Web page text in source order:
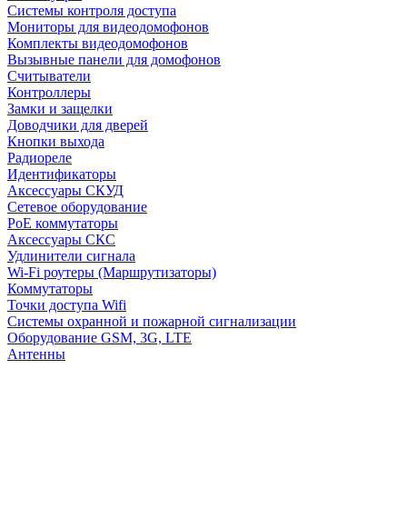
Системы контроля доступа
Мониторы для видеодомофонов
Комплекты видеодомофонов
Вызывные панели для домофонов
Считыватели
Контроллеры
Замки и защелки
Доводчики для дверей
Кнопки выхода
Радиореле
Идентификаторы
Аксессуары СКУД
Сетевое оборудование
PoE коммутаторы
Аксессуары СКС
Удлинители сигнала
Wi-Fi роутеры (Маршрутизаторы)
Коммутаторы
Точки доступа Wifi
Системы охранной и пожарной сигнализации
Оборудование GSM, 3G, LTE
Антенны